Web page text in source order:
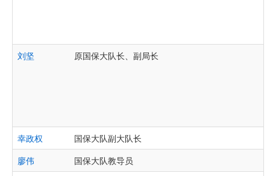
刘坚 原国保大队长、副局长
幸政权
国保大队副大队长
廖伟
国保大队教导员